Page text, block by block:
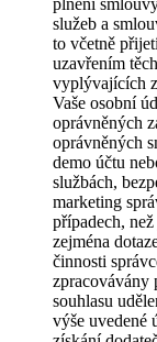
plnění
služeb a
to včetně
uzavřením
vyplývajících
Vaše osobní
oprávněných
oprávněných
demo účtu
službách,
marketing
případech,
zejména
činnosti
zpracovávány
souhlasu
výše uvedené